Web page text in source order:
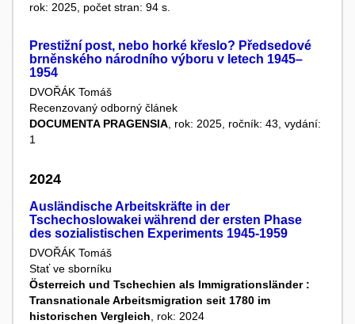
rok: 2025, počet stran: 94 s.
Prestižní post, nebo horké křeslo? Předsedové
brněnského národního výboru v letech 1945–
1954
DVOŘÁK Tomáš
Recenzovaný odborný článek
DOCUMENTA PRAGENSIA, rok: 2025, ročník: 43, vydání:
1
2024
Ausländische Arbeitskräfte in der
Tschechoslowakei während der ersten Phase
des sozialistischen Experiments 1945-1959
DVOŘÁK Tomáš
Stať ve sborníku
Österreich und Tschechien als Immigrationsländer :
Transnationale Arbeitsmigration seit 1780 im
historischen Vergleich , rok: 2024